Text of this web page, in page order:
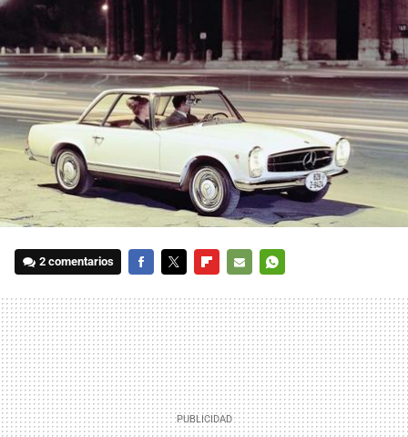
2 comentarios
MAIL